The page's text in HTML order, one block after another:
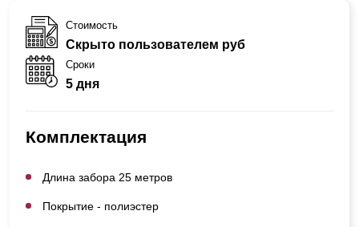
Стоимость
Скрыто пользователем руб
Сроки
5 дня
Комплектация
Длина забора 25 метров
Покрытие - полиэстер